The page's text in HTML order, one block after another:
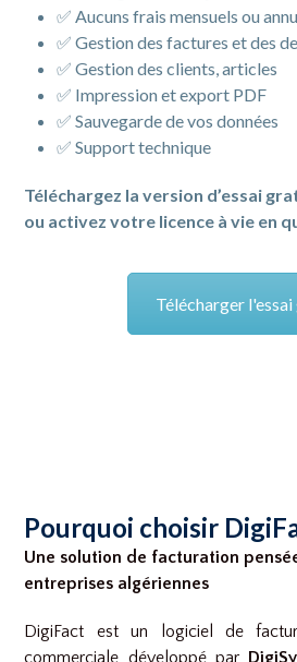
✅ Aucuns frais mensuels ou
✅ Gestion des factures et des
✅ Gestion des clients, articles
✅ Impression et export PDF
✅ Sauvegarde de vos données
✅ Support technique
Téléchargez la version d’essai
ou activez votre licence à vie en
Télécharger
Pourquoi choisir
Une solution de facturation
entreprises algériennes
DigiFact est un logiciel de
commerciale développé par